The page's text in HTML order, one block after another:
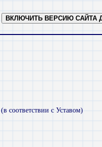
ВКЛЮЧИТЬ ВЕРСИЮ САЙТА
соответствии с Уставом)